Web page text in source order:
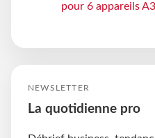
pour 6 appareils
NEWSLETTER
La quotidienne pro